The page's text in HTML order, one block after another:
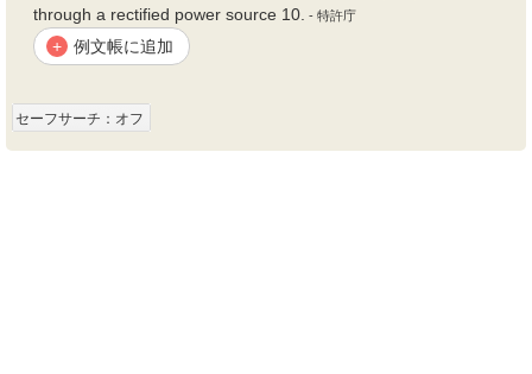
through a rectified power source 10. - 特許庁
+ 例文帳に追加
セーフサーチ：オフ